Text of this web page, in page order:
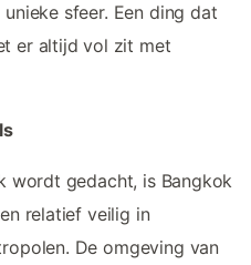
sfeer. Een ding dat
er altijd vol zit met
wordt gedacht, is Bangkok
relatief veilig in
De omgeving van